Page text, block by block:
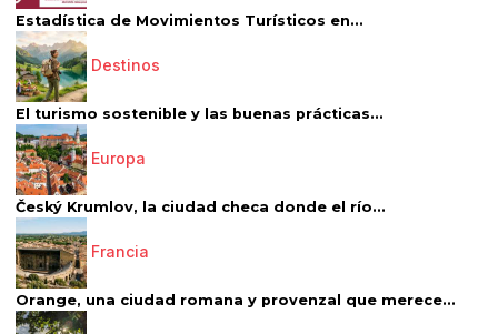
Estadística de Movimientos Turísticos en...
Destinos
El turismo sostenible y las buenas prácticas...
Europa
Český Krumlov, la ciudad checa donde el río...
Francia
Orange, una ciudad romana y provenzal que merece...